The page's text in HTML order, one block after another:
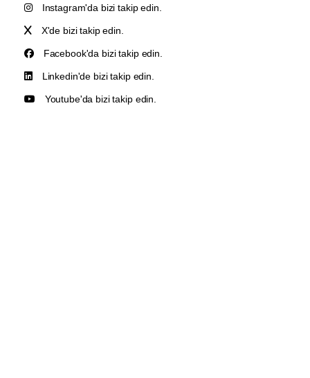
Instagram'da bizi takip edin.
X'de bizi takip edin.
Facebook'da bizi takip edin.
Linkedin'de bizi takip edin.
Youtube'da bizi takip edin.